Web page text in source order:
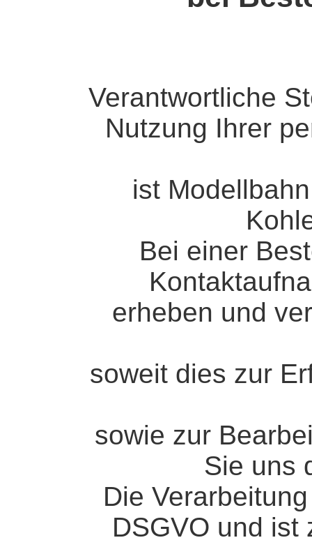
Verantwortliche
Nutzung Ihrer
ist
Bei einer
erheben und
soweit dies zur
sowie zur
Sie uns
Die
DSGVO und ist